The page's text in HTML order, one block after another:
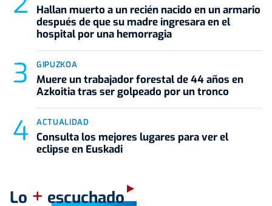
Hallan muerto a un recién nacido en un armario
después de que su madre ingresara en el
hospital por una hemorragia
GIPUZKOA
Muere un trabajador forestal de 44 años en
Azkoitia tras ser golpeado por un tronco
ACTUALIDAD
Consulta los mejores lugares para ver el
eclipse en Euskadi
Lo + escuchado